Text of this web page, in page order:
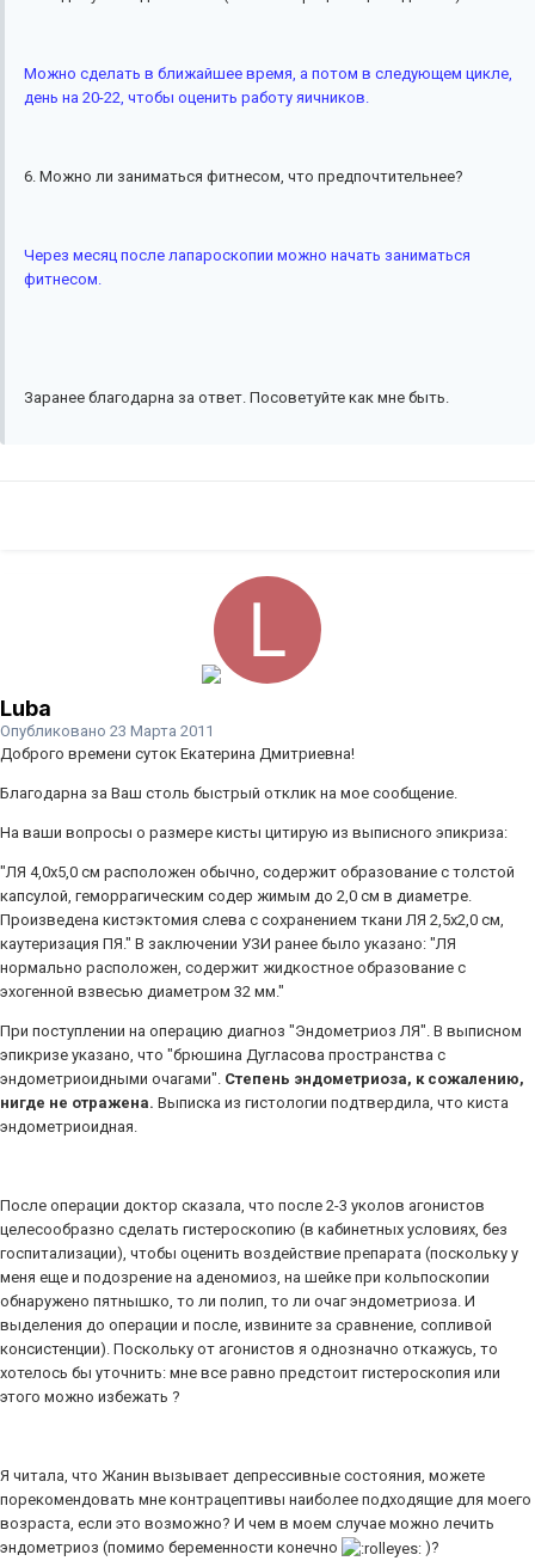
Можно сделать в ближайшее время, а потом в следующем цикле,
день на 20-22, чтобы оценить работу яичников.
6. Можно ли заниматься фитнесом, что предпочтительнее?
Через месяц после лапароскопии можно начать заниматься
фитнесом.
Заранее благодарна за ответ. Посоветуйте как мне быть.
Luba
Опубликовано 23 Марта 2011
Доброго времени суток Екатерина Дмитриевна!
Благодарна за Ваш столь быстрый отклик на мое сообщение.
На ваши вопросы о размере кисты цитирую из выписного эпикриза:
"ЛЯ 4,0х5,0 см расположен обычно, содержит образование с толстой
капсулой, геморрагическим содер жимым до 2,0 см в диаметре.
Произведена кистэктомия слева с сохранением ткани ЛЯ 2,5х2,0 см,
каутеризация ПЯ." В заключении УЗИ ранее было указано: "ЛЯ
нормально расположен, содержит жидкостное образование с
эхогенной взвесью диаметром 32 мм."
При поступлении на операцию диагноз "Эндометриоз ЛЯ". В выписном
эпикризе указано, что "брюшина Дугласова пространства с
эндометриоидными очагами". Степень эндометриоза, к сожалению,
нигде не отражена. Выписка из гистологии подтвердила, что киста
эндометриоидная.
После операции доктор сказала, что после 2-3 уколов агонистов
целесообразно сделать гистероскопию (в кабинетных условиях, без
госпитализации), чтобы оценить воздействие препарата (поскольку у
меня еще и подозрение на аденомиоз, на шейке при кольпоскопии
обнаружено пятнышко, то ли полип, то ли очаг эндометриоза. И
выделения до операции и после, извините за сравнение, сопливой
консистенции). Поскольку от агонистов я однозначно откажусь, то
хотелось бы уточнить: мне все равно предстоит гистероскопия или
этого можно избежать ?
Я читала, что Жанин вызывает депрессивные состояния, можете
порекомендовать мне контрацептивы наиболее подходящие для моего
возраста, если это возможно? И чем в моем случае можно лечить
эндометриоз (помимо беременности конечно
)?